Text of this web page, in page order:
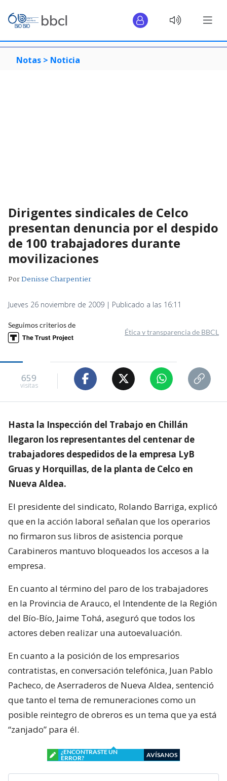
Notas > Noticia
Dirigentes sindicales de Celco
presentan denuncia por el despido
de 100 trabajadores durante
movilizaciones
PorDenisse Charpentier
Jueves 26 noviembre de 2009 | Publicado a las 16:11
Seguimos criterios de
Ética y transparencia de BBCL
659
visitas
Hasta la Inspección del Trabajo en Chillán
llegaron los representantes del centenar de
trabajadores despedidos de la empresa LyB
Gruas y Horquillas, de la planta de Celco en
Nueva Aldea.
El presidente del sindicato, Rolando Barriga, explicó
que en la acción laboral señalan que los operarios
no firmaron sus libros de asistencia porque
Carabineros mantuvo bloqueados los accesos a la
empresa.
En cuanto al término del paro de los trabajadores
en la Provincia de Arauco, el Intendente de la Región
del Bío-Bío, Jaime Tohá, aseguró que todos los
actores deben realizar una autoevaluación.
En cuanto a la posición de los empresarios
contratistas, en conversación telefónica, Juan Pablo
Pacheco, de Aserraderos de Nueva Aldea, sentenció
que tanto el tema de remuneraciones como un
posible reintegro de obreros es un tema que ya está
“zanjado” para él.
¿ENCONTRASTE UN
ERROR?
AVÍSANOS